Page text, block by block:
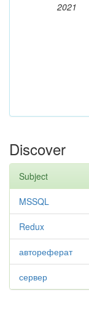
2021
Discover
Subject
MSSQL
Redux
автореферат
сервер